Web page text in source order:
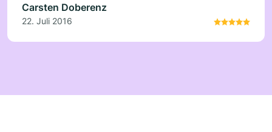
Carsten Doberenz
22. Juli 2016